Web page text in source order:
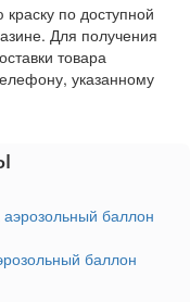
по доступной
Для получения
товара
указанному
баллон